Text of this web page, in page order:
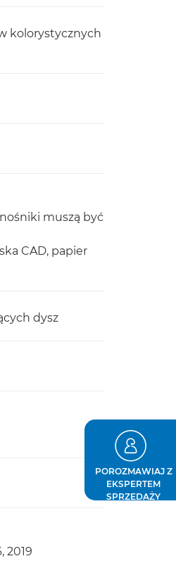
kolorystycznych
muszą być
CAD, papier
dysz
2019
POROZMAWIAJ Z
EKSPERTEM
SPRZEDAŻY